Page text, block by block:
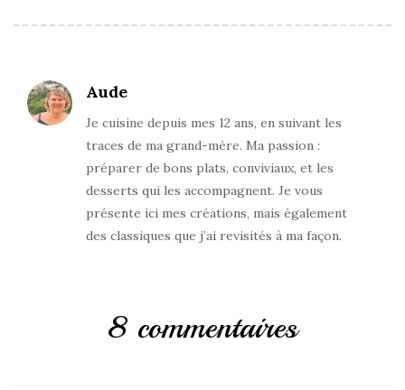
Aude
Je cuisine depuis mes 12 ans, en suivant les
traces de ma grand-mère. Ma passion :
préparer de bons plats, conviviaux, et les
desserts qui les accompagnent. Je vous
présente ici mes créations, mais également
des classiques que j’ai revisités à ma façon.
8 commentaires